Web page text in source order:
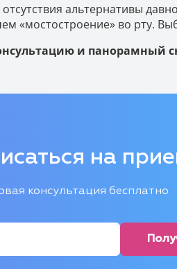
альтернативы
«мостостроение» во рту.
и панорамный
на
консультация бесплатно